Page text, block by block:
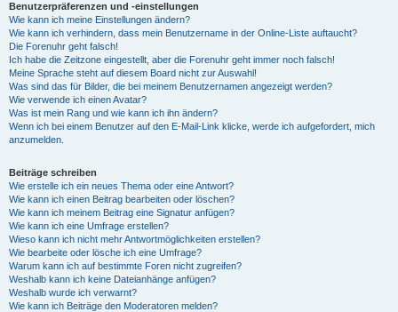
Benutzerpräferenzen und -einstellungen
Wie kann ich meine Einstellungen ändern?
Wie kann ich verhindern, dass mein Benutzername in der Online-Liste auftaucht?
Die Forenuhr geht falsch!
Ich habe die Zeitzone eingestellt, aber die Forenuhr geht immer noch falsch!
Meine Sprache steht auf diesem Board nicht zur Auswahl!
Was sind das für Bilder, die bei meinem Benutzernamen angezeigt werden?
Wie verwende ich einen Avatar?
Was ist mein Rang und wie kann ich ihn ändern?
Wenn ich bei einem Benutzer auf den E-Mail-Link klicke, werde ich aufgefordert, mich
anzumelden.
Beiträge schreiben
Wie erstelle ich ein neues Thema oder eine Antwort?
Wie kann ich einen Beitrag bearbeiten oder löschen?
Wie kann ich meinem Beitrag eine Signatur anfügen?
Wie kann ich eine Umfrage erstellen?
Wieso kann ich nicht mehr Antwortmöglichkeiten erstellen?
Wie bearbeite oder lösche ich eine Umfrage?
Warum kann ich auf bestimmte Foren nicht zugreifen?
Weshalb kann ich keine Dateianhänge anfügen?
Weshalb wurde ich verwarnt?
Wie kann ich Beiträge den Moderatoren melden?